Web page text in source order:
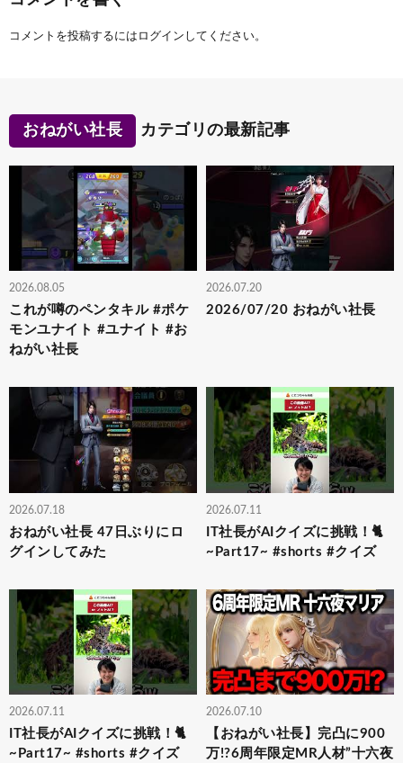
コメントを投稿するには ログイン してください。
おねがい社長 カテゴリの最新記事
2026.08.05
これが噂のペンタキル #ポケ
モンユナイト #ユナイト #お
ねがい社長
2026.07.20
2026/07/20 おねがい社長
2026.07.18
おねがい社長 47日ぶりにロ
グインしてみた
2026.07.11
IT社長がAIクイズに挑戦！🐈
~Part17~ #shorts #クイズ
2026.07.11
IT社長がAIクイズに挑戦！🐈
~Part17~ #shorts #クイズ
2026.07.10
【おねがい社長】完凸に900
万!?6周年限定MR人材”十六夜